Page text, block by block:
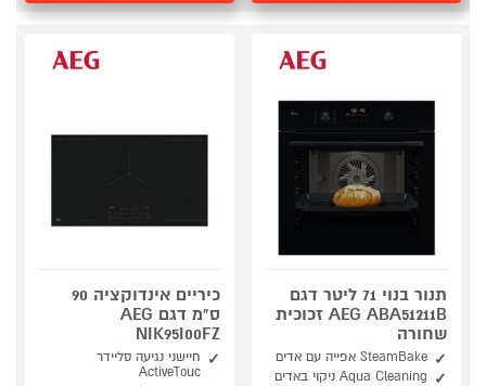
תנור בנוי 71 ליטר דגם
AEG ABA51211B זכוכית
שחורה
SteamBake אפייה עם אדים
Aqua Cleaning ניקוי באדים
כיריים אינדוקציה 90
ס"מ דגם AEG
NIK95I00FZ
חיישני נגיעה סליידר
ActiveTouc